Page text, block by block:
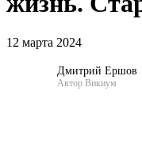
12 марта 2024
Дмитрий Ершов
Автор Викиум